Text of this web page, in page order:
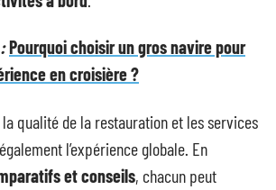
Pourquoi choisir un gros navire pour
en croisière ?
qualité de la restauration et les services
l’expérience globale. En
et conseils, chacun peut